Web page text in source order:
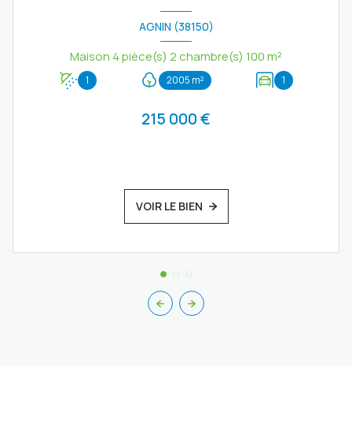
AGNIN (38150)
Maison 4 pièce(s) 2 chambre(s) 100 m²
1 2005 m² 1
215 000 €
VOIR LE BIEN